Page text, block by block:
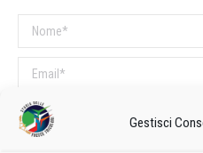
Gestisci
Nome *
Email *
Sito web